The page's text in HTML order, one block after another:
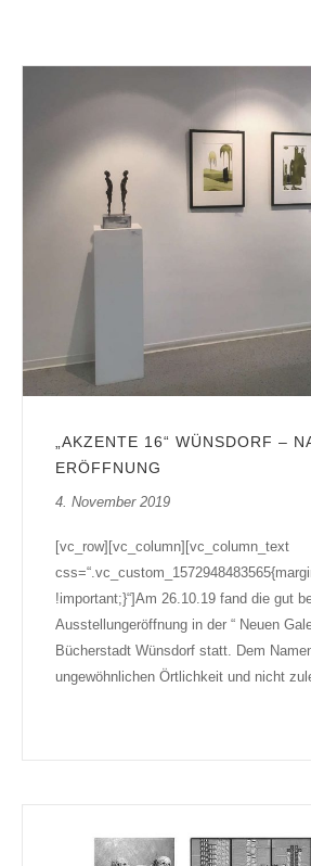
„AKZENTE 16“ WÜNSDORF –
ERÖFFNUNG
4. November 2019
[vc_row][vc_column][vc_column_text
!important;}“]Am 26.10.19 fand die gut
Ausstellungeröffnung in der “ Neuen
Bücherstadt Wünsdorf statt. Dem
ungewöhnlichen Örtlichkeit und nicht